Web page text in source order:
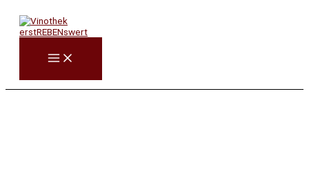
Inhalt
springen
trocken,
Wgt.
Schwane,